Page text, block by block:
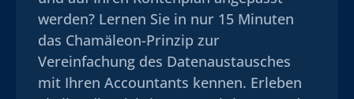
werden? Lernen Sie in nur 15 Minuten
das Chamäleon-Prinzip zur
Vereinfachung des Datenaustausches
mit Ihren Accountants kennen. Erleben